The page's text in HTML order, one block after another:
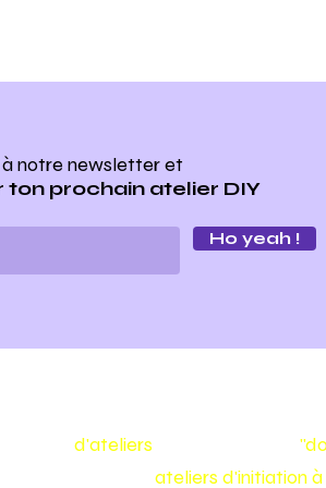
notre newsletteret
ton prochain atelier DIY
Ho yeah !
d'ateliers
ateliers d'initiation